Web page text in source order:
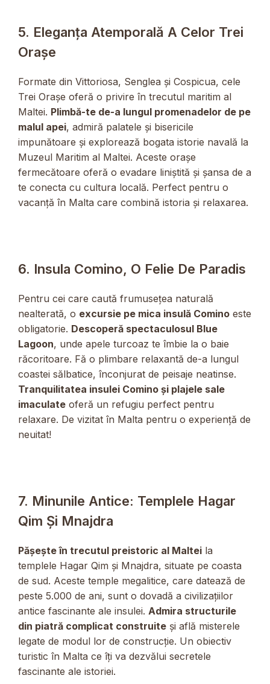
5. Eleganța Atemporală A Celor Trei
Orașe
Formate din Vittoriosa, Senglea și Cospicua, cele
Trei Orașe oferă o privire în trecutul maritim al
Maltei. Plimbă-te de-a lungul promenadelor de pe
malul apei, admiră palatele și bisericile
impunătoare și explorează bogata istorie navală la
Muzeul Maritim al Maltei. Aceste orașe
fermecătoare oferă o evadare liniștită și șansa de a
te conecta cu cultura locală. Perfect pentru o
vacanță în Malta care combină istoria și relaxarea.
6. Insula Comino, O Felie De Paradis
Pentru cei care caută frumusețea naturală
nealterată, o excursie pe mica insulă Comino este
obligatorie. Descoperă spectaculosul Blue
Lagoon, unde apele turcoaz te îmbie la o baie
răcoritoare. Fă o plimbare relaxantă de-a lungul
coastei sălbatice, înconjurat de peisaje neatinse.
Tranquilitatea insulei Comino și plajele sale
imaculate oferă un refugiu perfect pentru
relaxare. De vizitat în Malta pentru o experiență de
neuitat!
7. Minunile Antice: Templele Hagar
Qim Și Mnajdra
Pășește în trecutul preistoric al Maltei la
templele Hagar Qim și Mnajdra, situate pe coasta
de sud. Aceste temple megalitice, care datează de
peste 5.000 de ani, sunt o dovadă a civilizațiilor
antice fascinante ale insulei. Admira structurile
din piatră complicat construite și află misterele
legate de modul lor de construcție. Un obiectiv
turistic în Malta ce îți va dezvălui secretele
fascinante ale istoriei.